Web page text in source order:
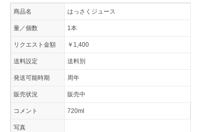
商品名 はっさくジュース
量／個数 1本
リクエスト金額 ￥1,400
送料設定 送料別
発送可能時期 周年
販売状況 販売中
コメント 720ml
写真